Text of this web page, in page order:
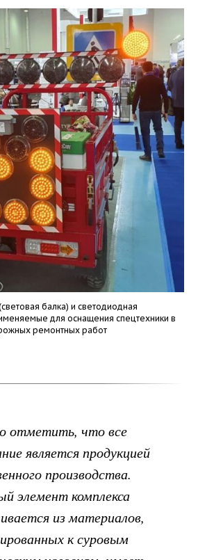
балка) и светодиодная
для оснащения спецтехники в
ремонтных работ
отметить, что все
является продукцией
производства.
элемент комплекса
из материалов,
к суровым